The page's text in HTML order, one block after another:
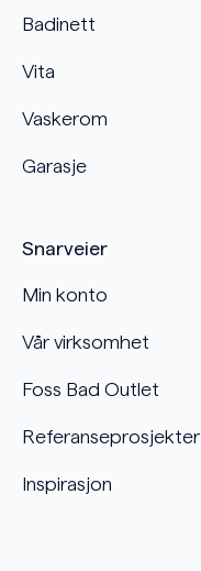
Badinett
Vita
Vaskerom
Garasje
Snarveier
Min konto
Vår virksomhet
Foss Bad Outlet
Referanseprosjekter
Inspirasjon